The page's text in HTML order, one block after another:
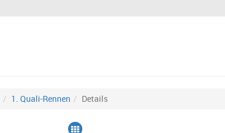
1. Quali-Rennen Details